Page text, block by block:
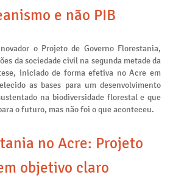
e não PIB
o Projeto de Governo Florestania,
da sociedade civil na segunda metade da
iniciado de forma efetiva no Acre em
as bases para um desenvolvimento
na biodiversidade florestal e que
o futuro, mas não foi o que aconteceu.
no Acre: Projeto
objetivo claro